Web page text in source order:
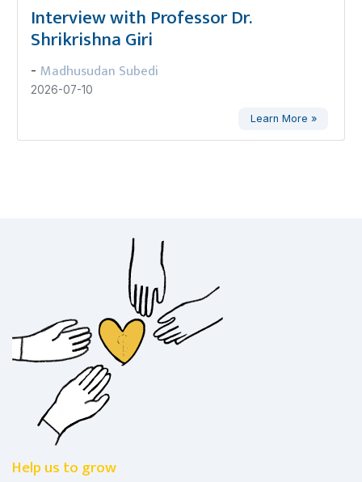
Interview with Professor Dr.
Shrikrishna Giri
- Madhusudan Subedi
2026-07-10
Learn More »
Help us to grow